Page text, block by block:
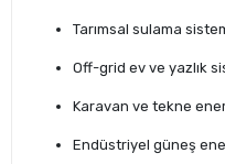
Tarımsal sulama
Off-grid ev ve yazlık
Karavan ve tekne
Endüstriyel güneş